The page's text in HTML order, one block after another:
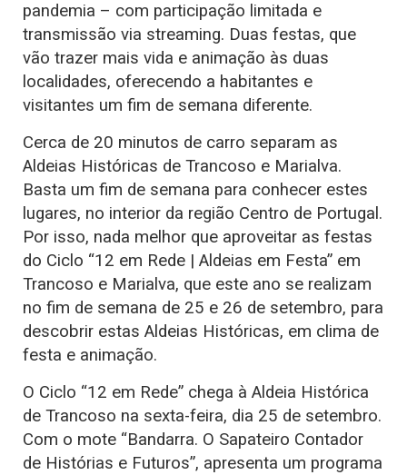
pandemia – com participação limitada e
transmissão via streaming. Duas festas, que
vão trazer mais vida e animação às duas
localidades, oferecendo a habitantes e
visitantes um fim de semana diferente.
Cerca de 20 minutos de carro separam as
Aldeias Históricas de Trancoso e Marialva.
Basta um fim de semana para conhecer estes
lugares, no interior da região Centro de Portugal.
Por isso, nada melhor que aproveitar as festas
do Ciclo “12 em Rede | Aldeias em Festa” em
Trancoso e Marialva, que este ano se realizam
no fim de semana de 25 e 26 de setembro, para
descobrir estas Aldeias Históricas, em clima de
festa e animação.
O Ciclo “12 em Rede” chega à Aldeia Histórica
de Trancoso na sexta-feira, dia 25 de setembro.
Com o mote “Bandarra. O Sapateiro Contador
de Histórias e Futuros”, apresenta um programa